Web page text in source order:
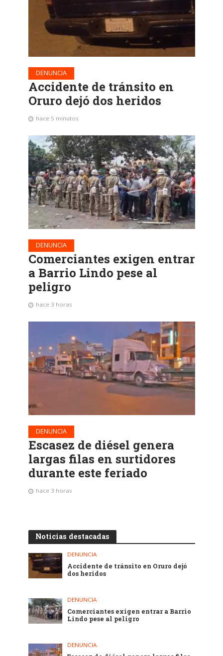
DENUNCIA
Accidente de tránsito en
Oruro dejó dos heridos
hace 5 minutos
DENUNCIA
Comerciantes exigen entrar
a Barrio Lindo pese al
peligro
hace 3 horas
DENUNCIA
Escasez de diésel genera
largas filas en surtidores
durante este feriado
hace 3 horas
Noticias destacadas
DENUNCIA
Accidente de tránsito en Oruro dejó
dos heridos
DENUNCIA
Comerciantes exigen entrar a Barrio
Lindo pese al peligro
DENUNCIA